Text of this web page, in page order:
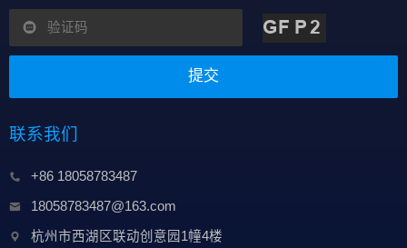
提交
联系我们
+86 18058783487
18058783487@163.com
杭州市西湖区联动创意园1幢4楼